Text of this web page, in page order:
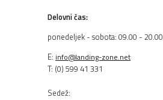
Delovni čas:
ponedeljek - sobota: 09.00 - 20.00
E: info@landing-zone.net
T: (0) 599 41 331
Sedež: